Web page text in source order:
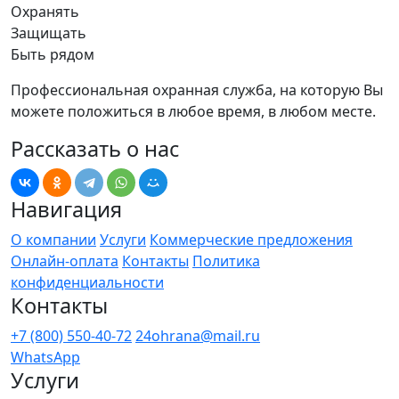
Охранять
Защищать
Быть рядом
Профессиональная охранная служба, на которую Вы
можете положиться в любое время, в любом месте.
Рассказать о нас
Навигация
О компании Услуги Коммерческие предложения
Онлайн-оплата Контакты Политика
конфиденциальности
Контакты
+7 (800) 550-40-7224ohrana@mail.ru
WhatsApp
Услуги